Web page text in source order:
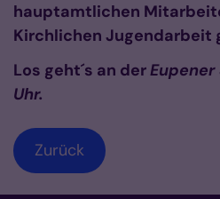
hauptamtlichen
Kirchlichen Jugendarbeit
Los geht´s an derEupener
Uhr.
Zurück